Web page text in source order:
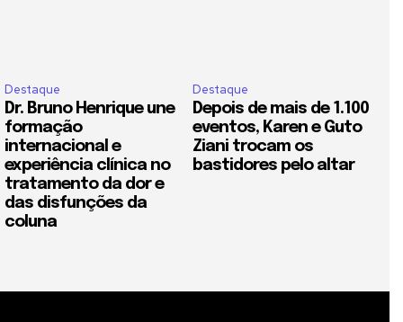
Destaque
Dr. Bruno Henrique une
formação
internacional e
experiência clínica no
tratamento da dor e
das disfunções da
coluna
Destaque
Depois de mais de 1.100
eventos, Karen e Guto
Ziani trocam os
bastidores pelo altar